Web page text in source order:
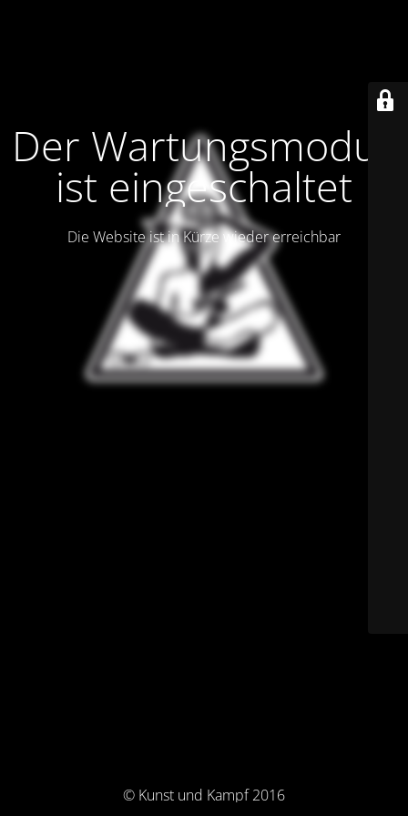
Der Wartungsmodus
ist eingeschaltet
Die Website ist in Kürze wieder erreichbar
© Kunst und Kampf 2016